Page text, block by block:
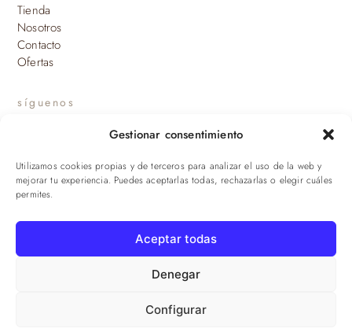
Gestionar consentimiento
Utilizamos cookies propias y de terceros para analizar el uso de la web y
mejorar tu experiencia. Puedes aceptarlas todas, rechazarlas o elegir cuáles
permites.
Aceptar todas
Denegar
Configurar
Tienda
Nosotros
Contacto
Ofertas
síguenos
suscríbete a nuestras novedades
© 2026 Viandas de la Sierra · Damaroca Ibéricos S.L. · B-90471293 ·